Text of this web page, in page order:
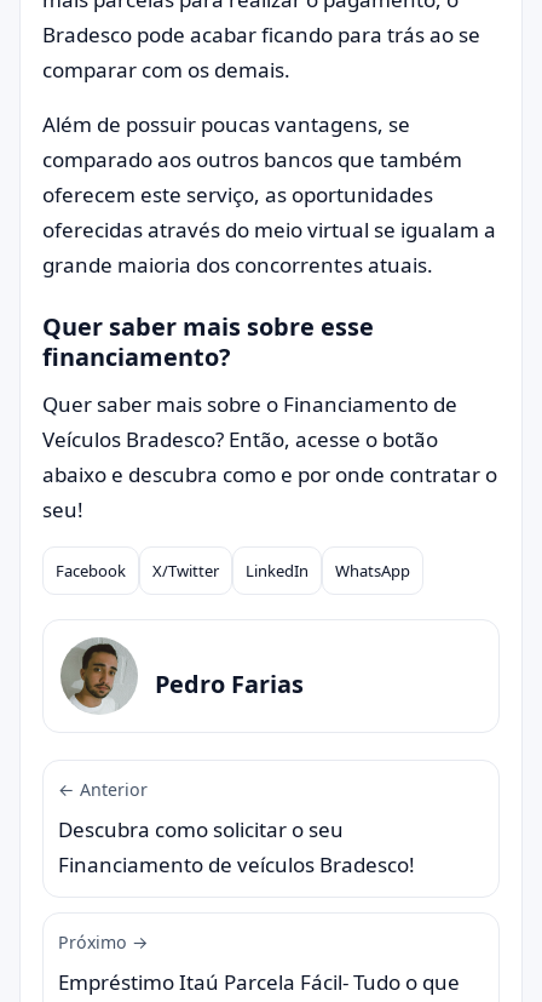
Bradesco pode acabar ficando para trás ao se
comparar com os demais.
Além de possuir poucas vantagens, se
comparado aos outros bancos que também
oferecem este serviço, as oportunidades
oferecidas através do meio virtual se igualam a
grande maioria dos concorrentes atuais.
Quer saber mais sobre esse
financiamento?
Quer saber mais sobre o Financiamento de
Veículos Bradesco? Então, acesse o botão
abaixo e descubra como e por onde contratar o
seu!
Compartilhar
Facebook X/Twitter LinkedIn WhatsApp
Pedro Farias
← Anterior
Descubra como solicitar o seu
Financiamento de veículos Bradesco!
Próximo →
Empréstimo Itaú Parcela Fácil- Tudo o que